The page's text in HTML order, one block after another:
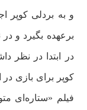
برعهده بگیرد و
در ابتدا در نظر
کوپر برای بازی در